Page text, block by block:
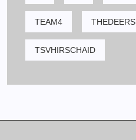
TEAM4 THEDEERS
TSVHIRSCHAID